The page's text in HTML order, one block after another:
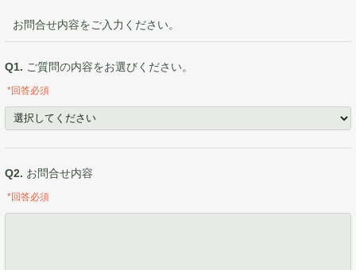
お問合せ内容をご入力ください。
Q1. ご質問の内容をお選びください。
*回答必須
Q2. お問合せ内容
*回答必須